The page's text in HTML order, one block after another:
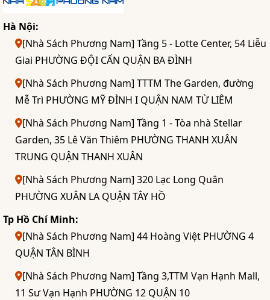
Hà Nội:
[Nhà Sách Phương Nam] Tầng 5 - Lotte Center, 54 Liễu
Giai PHƯỜNG ĐỘI CẤN QUẬN BA ĐÌNH
[Nhà Sách Phương Nam] TTTM The Garden, đường
Mễ Trì PHƯỜNG MỸ ĐÌNH I QUẬN NAM TỪ LIÊM
[Nhà Sách Phương Nam] Tầng 1 - Tòa nhà Stellar
Garden, 35 Lê Văn Thiêm PHƯỜNG THANH XUÂN
TRUNG QUẬN THANH XUÂN
[Nhà Sách Phương Nam] 320 Lạc Long Quân
PHƯỜNG XUÂN LA QUẬN TÂY HỒ
Tp Hồ Chí Minh:
[Nhà Sách Phương Nam] 44 Hoàng Việt PHƯỜNG 4
QUẬN TÂN BÌNH
[Nhà Sách Phương Nam] Tầng 3,TTM Vạn Hạnh Mall,
11 Sư Vạn Hạnh PHƯỜNG 12 QUẬN 10